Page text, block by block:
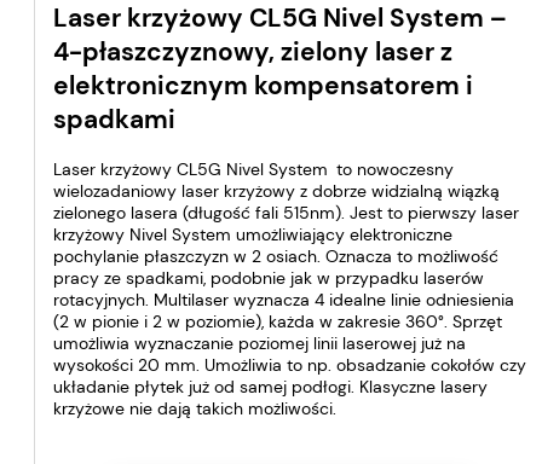
Laser krzyżowy CL5G Nivel System –
4-płaszczyznowy, zielony laser z
elektronicznym kompensatorem i
spadkami
Laser krzyżowy CL5G Nivel System to nowoczesny
wielozadaniowy laser krzyżowy z dobrze widzialną wiązką
zielonego lasera (długość fali 515nm). Jest to pierwszy laser
krzyżowy Nivel System umożliwiający elektroniczne
pochylanie płaszczyzn w 2 osiach. Oznacza to możliwość
pracy ze spadkami, podobnie jak w przypadku laserów
rotacyjnych. Multilaser wyznacza 4 idealne linie odniesienia
(2 w pionie i 2 w poziomie), każda w zakresie 360°. Sprzęt
umożliwia wyznaczanie poziomej linii laserowej już na
wysokości 20 mm. Umożliwia to np. obsadzanie cokołów czy
układanie płytek już od samej podłogi. Klasyczne lasery
krzyżowe nie dają takich możliwości.